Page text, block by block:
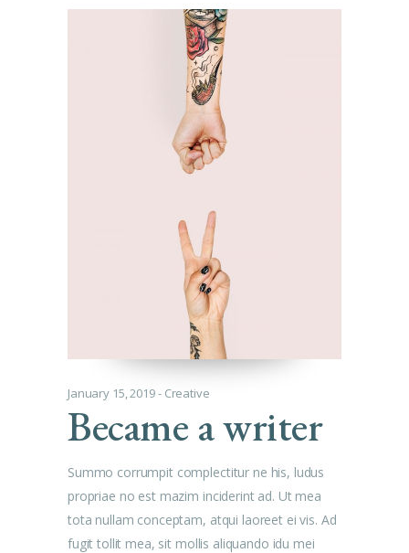
January 15, 2019 Creative
Became a writer
Summo corrumpit complectitur ne his, ludus
propriae no est mazim inciderint ad. Ut mea
tota nullam conceptam, atqui laoreet ei vis. Ad
fugit tollit mea, sit mollis aliquando idu mei